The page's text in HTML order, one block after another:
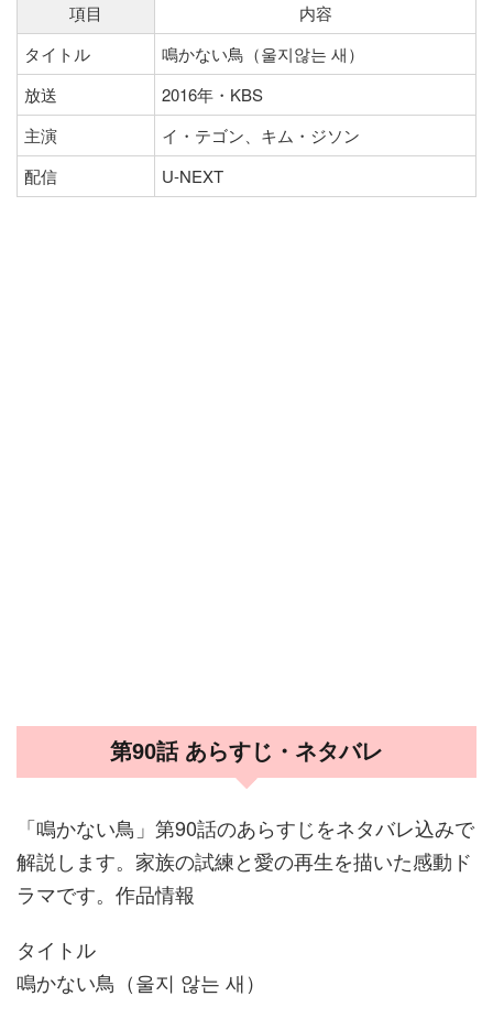
項目
内容
タイトル
鳴かない鳥（울지않는 새）
放送
2016年・KBS
主演
イ・テゴン、キム・ジソン
配信
U-NEXT
第90話 あらすじ・ネタバレ
「鳴かない鳥」第90話のあらすじをネタバレ込みで
解説します。家族の試練と愛の再生を描いた感動ド
ラマです。作品情報
タイトル
鳴かない鳥（울지 않는 새）